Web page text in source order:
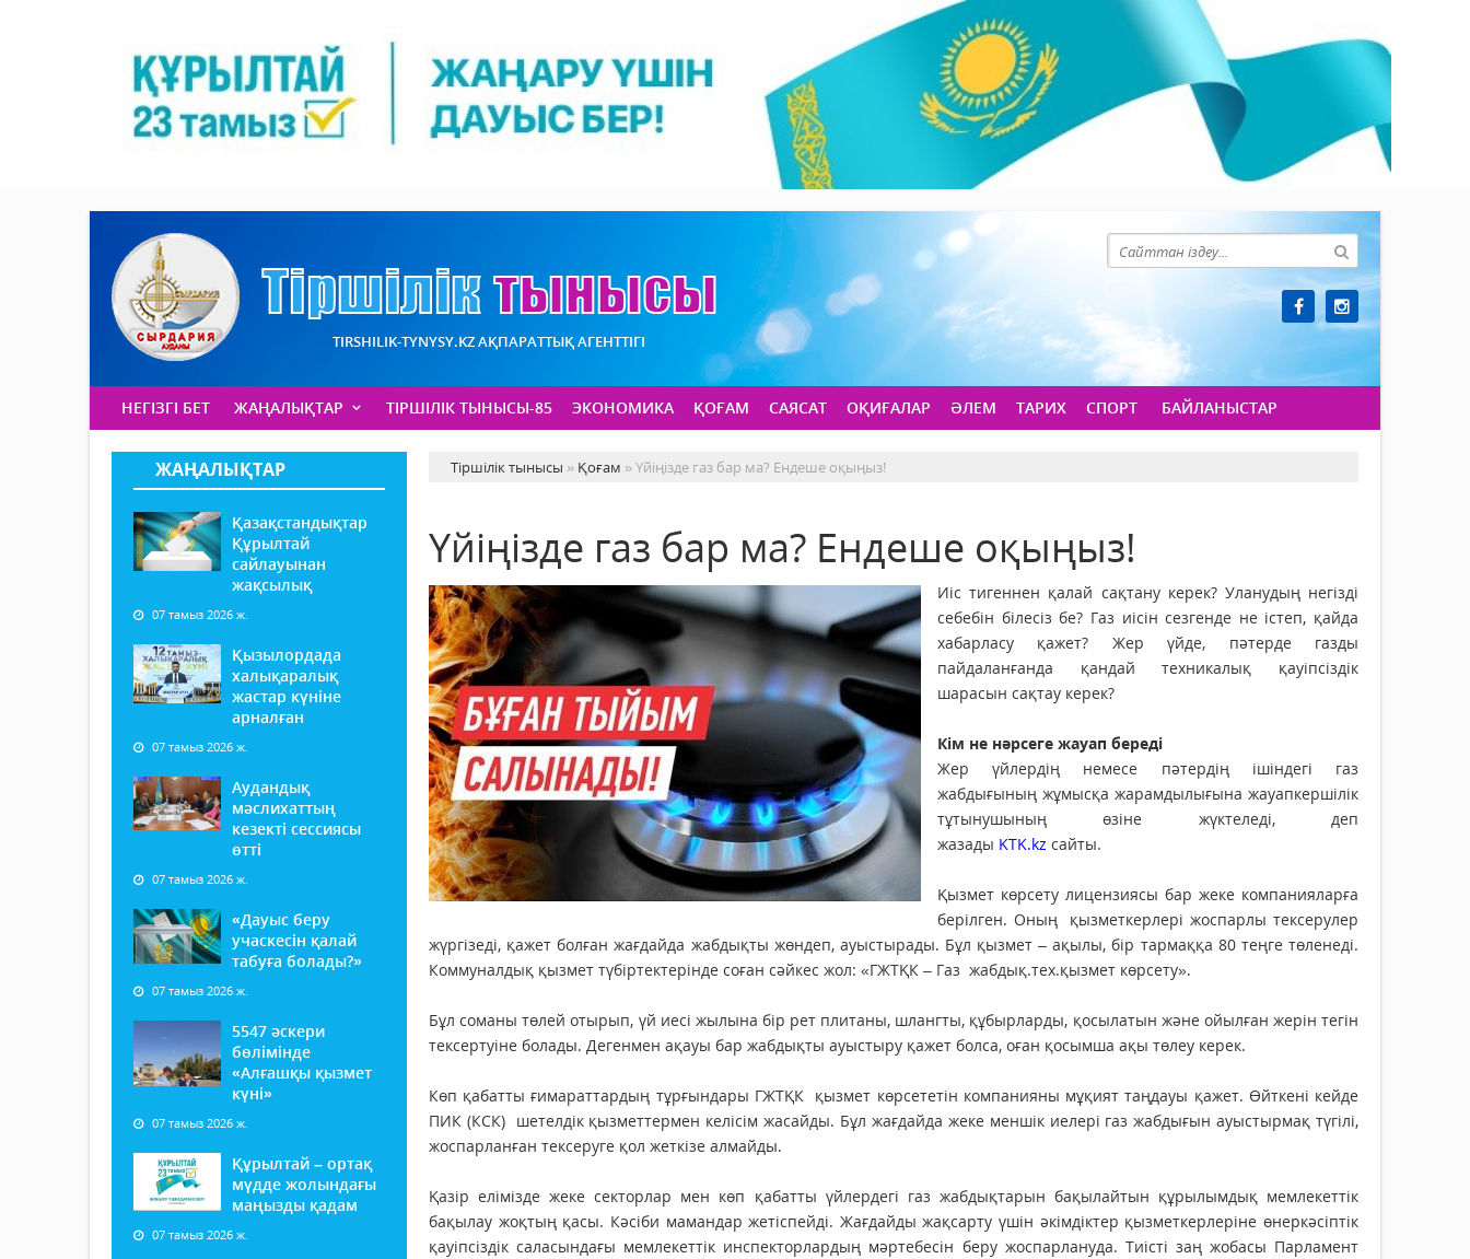
TIRSHILIK-TYNYSY.KZ АҚПАРАТТЫҚ АГЕНТТІГІ
НЕГІЗГІ БЕТ ЖАҢАЛЫҚТАР ТІРШІЛІК ТЫНЫСЫ-85 ЭКОНОМИКА ҚОҒАМ САЯСАТ ОҚИҒАЛАР ӘЛЕМ ТАРИХ СПОРТ БАЙЛАНЫСТАР
ЖАҢАЛЫҚТАР
Қазақстандықтар
Құрылтай
сайлауынан
жақсылық
07 тамыз 2026 ж.
Қызылордада
халықаралық
жастар күніне
арналған
07 тамыз 2026 ж.
Аудандық
мәслихаттың
кезекті сессиясы
өтті
07 тамыз 2026 ж.
«Дауыс беру
учаскесін қалай
табуға болады?»
07 тамыз 2026 ж.
5547 әскери
бөлімінде
«Алғашқы қызмет
күні»
07 тамыз 2026 ж.
Құрылтай – ортақ
мүдде жолындағы
маңызды қадам
07 тамыз 2026 ж.
Тіршілік тынысы » Қоғам » Үйіңізде газ бар ма? Ендеше оқыңыз!
Үйіңізде газ бар ма? Ендеше оқыңыз!
Иіс тигеннен қалай сақтану керек? Уланудың негізді
себебін білесіз бе? Газ иісін сезгенде не істеп, қайда
хабарласу қажет? Жер үйде, пәтерде газды
пайдаланғанда қандай техникалық қауіпсіздік
шарасын сақтау керек?
Кім не нәрсеге жауап береді
Жер үйлердің немесе пәтердің ішіндегі газ
жабдығының жұмысқа жарамдылығына жауапкершілік
тұтынушының өзіне жүктеледі, деп
жазады KTK.kz сайты.
Қызмет көрсету лицензиясы бар жеке компанияларға
берілген. Оның қызметкерлері жоспарлы тексерулер
жүргізеді, қажет болған жағдайда жабдықты жөндеп, ауыстырады. Бұл қызмет – ақылы, бір тармаққа 80 теңге төленеді.
Коммуналдық қызмет түбіртектерінде соған сәйкес жол: «ГЖТҚК – Газ жабдық.тех.қызмет көрсету».
Бұл соманы төлей отырып, үй иесі жылына бір рет плитаны, шлангты, құбырларды, қосылатын және ойылған жерін тегін
тексертуіне болады. Дегенмен ақауы бар жабдықты ауыстыру қажет болса, оған қосымша ақы төлеу керек.
Көп қабатты ғимараттардың тұрғындары ГЖТҚК қызмет көрсететін компанияны мұқият таңдауы қажет. Өйткені кейде
ПИК (КСК) шетелдік қызметтермен келісім жасайды. Бұл жағдайда жеке меншік иелері газ жабдығын ауыстырмақ түгілі,
жоспарланған тексеруге қол жеткізе алмайды.
Қазір елімізде жеке секторлар мен көп қабатты үйлердегі газ жабдықтарын бақылайтын құрылымдық мемлекеттік
бақылау жоқтың қасы. Кәсіби мамандар жетіспейді. Жағдайды жақсарту үшін әкімдіктер қызметкерлеріне өнеркәсіптік
қауіпсіздік саласындағы мемлекеттік инспекторлардың мәртебесін беру жоспарлануда. Тиісті заң жобасы Парламент